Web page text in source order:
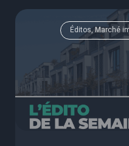
Éditos, Marché